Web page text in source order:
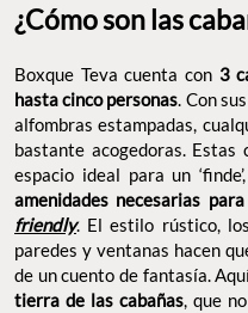
¿Cómo son las
Boxque Teva cuenta con 3
hasta cinco personas. Con
alfombras estampadas,
bastante acogedoras.
espacio ideal para un
amenidades necesarias
friendly. El estilo rústico,
paredes y ventanas hacen
de un cuento de fantasía.
tierra de las cabañas, que